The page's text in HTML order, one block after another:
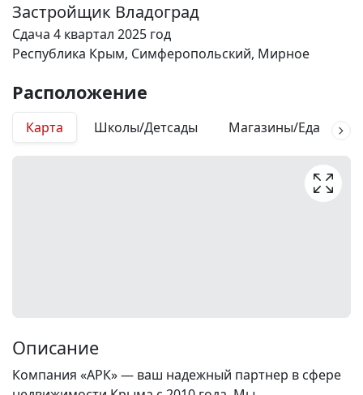
Застройщик Владоград
Сдача 4 квартал 2025 год
Республика Крым, Симферопольский, Мирное
Расположение
Карта Школы/Детсады Магазины/Еда
Описание
Компания «АРК» — ваш надежный партнер в сфере